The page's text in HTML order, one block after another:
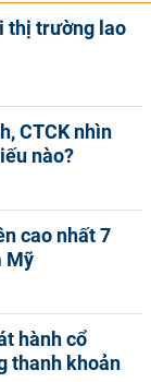
thị trường lao
CTCK nhìn
nào?
cao nhất 7
Mỹ
hành cổ
thanh khoản